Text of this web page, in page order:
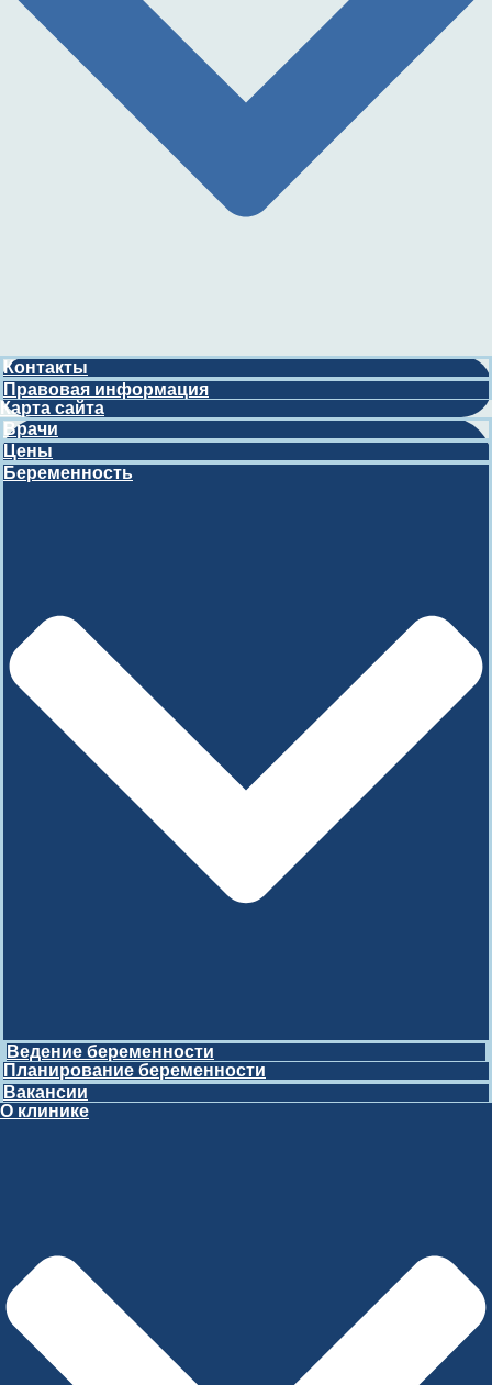
Контакты
Правовая информация
Карта сайта
Врачи
Цены
Беременность
Ведение беременности
Планирование беременности
Вакансии
О клинике